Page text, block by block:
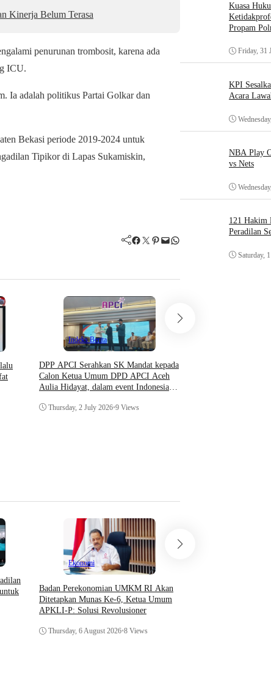
Kinerja Belum Terasa
penurunan trombosit, karena ada
ICU.
Ia adalah politikus Partai Golkar dan
Bekasi periode 2019-2024 untuk
Tipikor di Lapas Sukamiskin,
Facebook Twitter Pinterest Mail WhatsApp
Indeks Berita
DPP APCI Serahkan SK Mandat kepada
Calon Ketua Umum DPD APCI Aceh
Aulia Hidayat, dalam event Indonesia
Thursday, 2 July 2026•9 Views
Ekonomi
Badan Perekonomian UMKM RI Akan
Ditetapkan Munas Ke-6, Ketua Umum
APKLI-P: Solusi Revolusioner
Thursday, 6 August 2026•8 Views
Kuasa
Propam
Friday, 31
KPI
Acara
NBA Play
vs Nets
121 Hakim
Peradilan
Saturday,